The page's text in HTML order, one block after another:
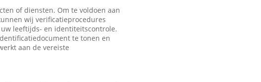
of diensten. Om te voldoen aan
wij verificatieprocedures
leeftijds- en identiteitscontrole.
te tonen en
aan de vereiste